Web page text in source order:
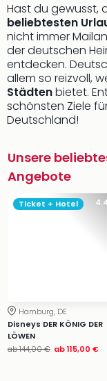
Hast du gewusst,
beliebtesten
nicht immer
der deutschen
entdecken.
allem so reizvoll,
Städtenbietet.
schönsten Ziele
Deutschland!
Unsere
Angebote
4.4
Ticket + Hotel
Hamburg, DE
Disneys DER KÖNIG DER
LÖWEN
ab144,00 € ab115,00 €